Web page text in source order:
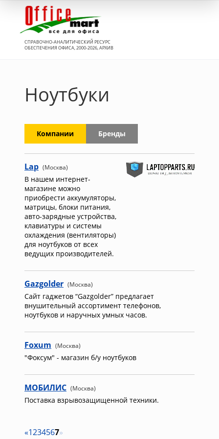
СПРАВОЧНО-АНАЛИТИЧЕСКИЙ РЕСУРС
ОБЕСПЕЧЕНИЯ ОФИСА, 2000-2026, АРХИВ
Ноутбуки
Компании Бренды
Lap (Москва)
В нашем интернет-
магазине можно
приобрести аккумуляторы,
матрицы, блоки питания,
авто-зарядные устройства,
клавиатуры и системы
охлаждения (вентиляторы)
для ноутбуков от всех
ведущих производителей.
Gazgolder (Москва)
Сайт гаджетов “Gazgolder” предлагает
внушительный ассортимент телефонов,
ноутбуков и наручных умных часов.
Foxum (Москва)
"Фоксум" - магазин б/у ноутбуков
МОБИЛИС (Москва)
Поставка взрывозащищенной техники.
«1234567»